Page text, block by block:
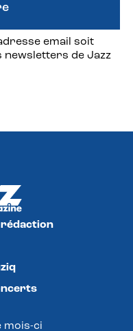
email soit
newsletters de Jazz
rédaction
mois-ci